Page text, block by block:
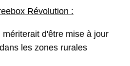
Révolution :
d'être mise à jour
les zones rurales